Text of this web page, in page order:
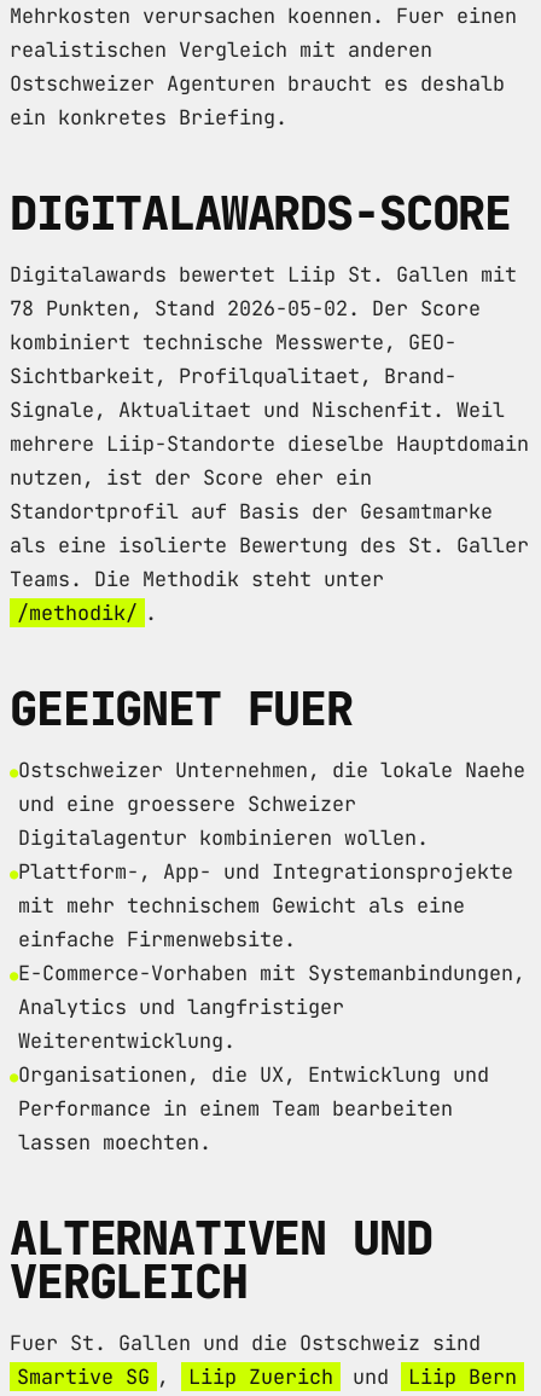
Mehrkosten verursachen koennen. Fuer einen
realistischen Vergleich mit anderen
Ostschweizer Agenturen braucht es deshalb
ein konkretes Briefing.
DIGITALAWARDS-SCORE
Digitalawards bewertet Liip St. Gallen mit
78 Punkten, Stand 2026-05-02. Der Score
kombiniert technische Messwerte, GEO-
Sichtbarkeit, Profilqualitaet, Brand-
Signale, Aktualitaet und Nischenfit. Weil
mehrere Liip-Standorte dieselbe Hauptdomain
nutzen, ist der Score eher ein
Standortprofil auf Basis der Gesamtmarke
als eine isolierte Bewertung des St. Galler
Teams. Die Methodik steht unter
/methodik/ .
GEEIGNET FUER
Ostschweizer Unternehmen, die lokale Naehe
und eine groessere Schweizer
Digitalagentur kombinieren wollen.
Plattform-, App- und Integrationsprojekte
mit mehr technischem Gewicht als eine
einfache Firmenwebsite.
E-Commerce-Vorhaben mit Systemanbindungen,
Analytics und langfristiger
Weiterentwicklung.
Organisationen, die UX, Entwicklung und
Performance in einem Team bearbeiten
lassen moechten.
ALTERNATIVEN UND
VERGLEICH
Fuer St. Gallen und die Ostschweiz sind
Smartive SG , Liip Zuerich und Liip Bern